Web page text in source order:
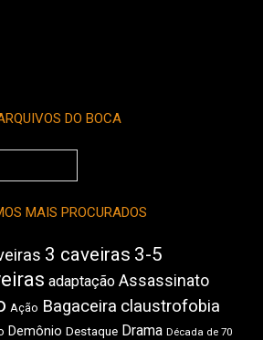
DO BOCA
MAIS PROCURADOS
3 caveiras 3-5
adaptação Assassinato
Ação Bagaceira claustrofobia
Demônio Destaque Drama Década de 70